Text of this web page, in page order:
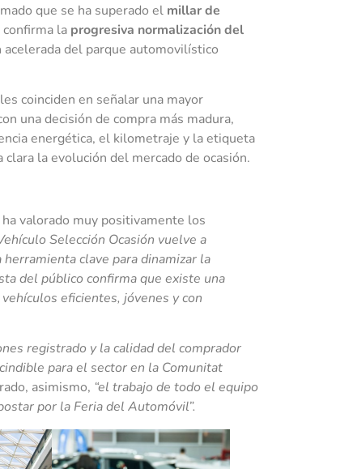
que se ha superado el millar de
la progresiva normalización del
del parque automovilístico
coinciden en señalar una mayor
una decisión de compra más madura,
energética, el kilometraje y la etiqueta
la evolución del mercado de ocasión.
ha valorado muy positivamente los
Selección Ocasión vuelve a
clave para dinamizar la
del público confirma que existe una
eficientes, jóvenes y con
registrado y la calidad del comprador
para el sector en la Comunitat
asimismo, “el trabajo de todo el equipo
por la Feria del Automóvil”.